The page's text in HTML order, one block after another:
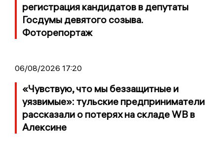
регистрация кандидатов в депутаты
Госдумы девятого созыва.
Фоторепортаж
06/08/2026 17:20
«Чувствую, что мы беззащитные и
уязвимые»: тульские предприниматели
рассказали о потерях на складе WB в
Алексине